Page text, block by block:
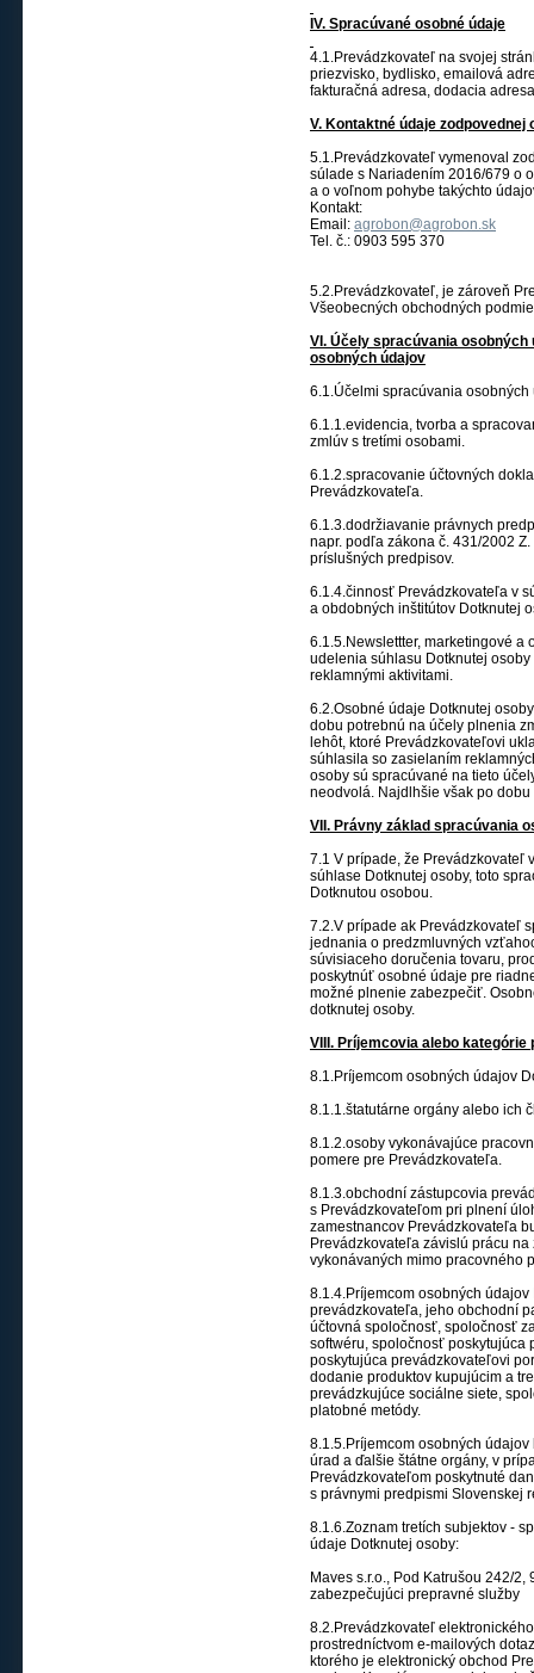
IV. Spracúvané osobné údaje
4.1.Prevádzkovateľ na svojej
priezvisko, bydlisko, emailová
fakturačná adresa, dodacia
V. Kontaktné údaje
5.1.Prevádzkovateľ vymenoval
súlade s Nariadením 2016/679 o
a o voľnom pohybe takýchto
Kontakt:
Email: agrobon@agrobon.sk
Tel. č.: 0903 595 370
5.2.Prevádzkovateľ, je zároveň
Všeobecných obchodných
VI. Účely spracúvania
osobných údajov
6.1.Účelmi spracúvania
6.1.1.evidencia, tvorba a
zmlúv s tretími osobami.
6.1.2.spracovanie účtovných
Prevádzkovateľa.
6.1.3.dodržiavanie právnych
napr. podľa zákona č. 431/2002
príslušných predpisov.
6.1.4.činnosť Prevádzkovateľa v
a obdobných inštitútov Dotknutej
6.1.5.Newslettter, marketingové
udelenia súhlasu Dotknutej
reklamnými aktivitami.
6.2.Osobné údaje Dotknutej
dobu potrebnú na účely plnenia
lehôt, ktoré Prevádzkovateľovi
súhlasila so zasielaním
osoby sú spracúvané na tieto
neodvolá. Najdlhšie však po dobu
VII. Právny základ spracúvania
7.1 V prípade, že Prevádzkovateľ
súhlase Dotknutej osoby, toto
Dotknutou osobou.
7.2.V prípade ak Prevádzkovateľ
jednania o predzmluvných
súvisiaceho doručenia tovaru,
poskytnúť osobné údaje pre
možné plnenie zabezpečiť.
dotknutej osoby.
VIII. Príjemcovia alebo
8.1.Príjemcom osobných údajov
8.1.1.štatutárne orgány alebo ich
8.1.2.osoby vykonávajúce
pomere pre Prevádzkovateľa.
8.1.3.obchodní zástupcovia
s Prevádzkovateľom pri plnení
zamestnancov Prevádzkovateľa
Prevádzkovateľa závislú prácu
vykonávaných mimo pracovného
8.1.4.Príjemcom osobných
prevádzkovateľa, jeho obchodní
účtovná spoločnosť, spoločnosť
softwéru, spoločnosť poskytujúca
poskytujúca prevádzkovateľovi
dodanie produktov kupujúcim a
prevádzkujúce sociálne siete,
platobné metódy.
8.1.5.Príjemcom osobných
úrad a ďalšie štátne orgány, v
Prevádzkovateľom poskytnuté
s právnymi predpismi Slovenskej
8.1.6.Zoznam tretích subjektov -
údaje Dotknutej osoby:
Maves s.r.o., Pod Katrušou 242/
zabezpečujúci prepravné služby
8.2.Prevádzkovateľ
prostredníctvom e-mailových
ktorého je elektronický obchod